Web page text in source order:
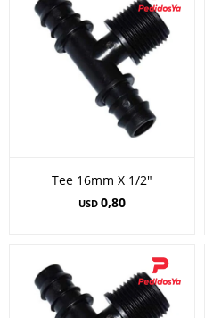
Tee 16mm X 1/2"
USD 0,80